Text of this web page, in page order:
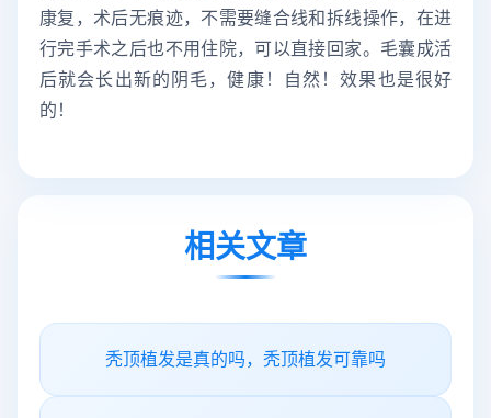
康复，术后无痕迹，不需要缝合线和拆线操作，在进
行完手术之后也不用住院，可以直接回家。毛囊成活
后就会长出新的阴毛，健康！自然！效果也是很好
的！
相关文章
秃顶植发是真的吗，秃顶植发可靠吗